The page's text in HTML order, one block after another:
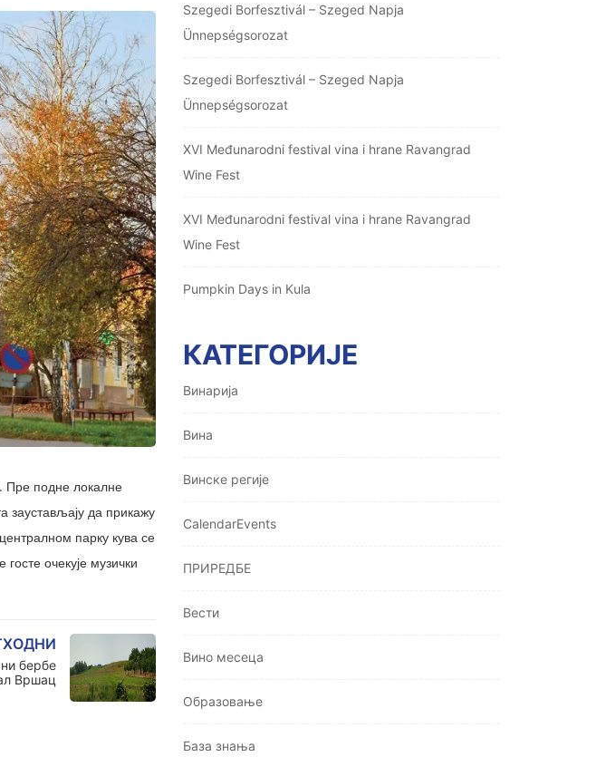
Пре подне локалне
заустављају да прикажу
парку кува се
очекује музички
бербе
Вршaц
Szegedi Borfesztivál – Szeged Napja
Ünnepségsorozat
Szegedi Borfesztivál – Szeged Napja
Ünnepségsorozat
XVI Međunarodni festival vina i hrane Ravangrad
Wine Fest
XVI Međunarodni festival vina i hrane Ravangrad
Wine Fest
Pumpkin Days in Kula
КАТЕГОРИЈЕ
Винарија
Вина
Винске регије
CalendarEvents
ПРИРЕДБЕ
Вести
Вино месеца
Oбразовање
База знања